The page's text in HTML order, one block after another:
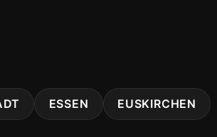
ESSEN EUSKIRCHEN